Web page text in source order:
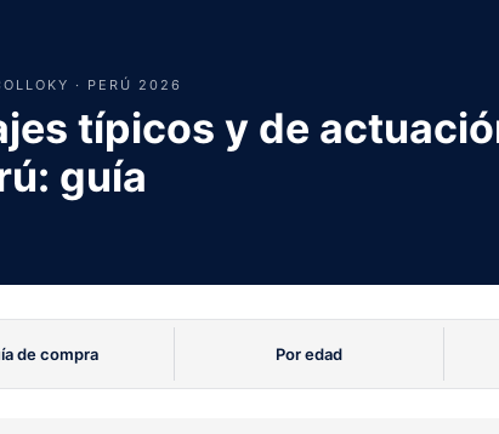
· PERÚ 2026
típicos y de
guía
de compra Por edad